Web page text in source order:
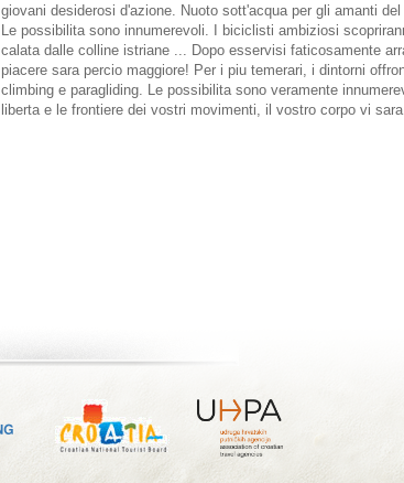
giovani desiderosi d'azione. Nuoto sott'acqua per gli amanti del
Le possibilita sono innumerevoli. I biciclisti ambiziosi
calata dalle colline istriane ... Dopo esservisi faticosamente
piacere sara percio maggiore! Per i piu temerari, i dintorni
climbing e paragliding. Le possibilita sono veramente
liberta e le frontiere dei vostri movimenti, il vostro corpo vi sara